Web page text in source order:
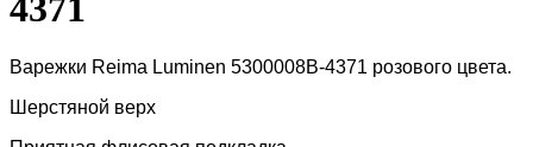
4371
Варежки Reima Luminen 5300008B-4371 розового цвета.
Шерстяной верх